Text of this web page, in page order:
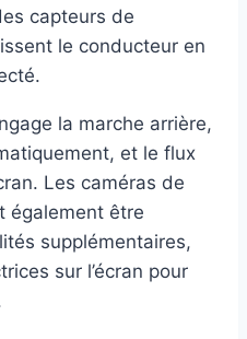
capteurs de
le conducteur en
la marche arrière,
et le flux
Les caméras de
également être
supplémentaires,
sur l’écran pour